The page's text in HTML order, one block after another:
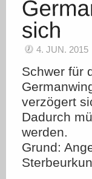
4. JUN. 2015
Schwer für
verzögert
Dadurch
werden.
Grund: